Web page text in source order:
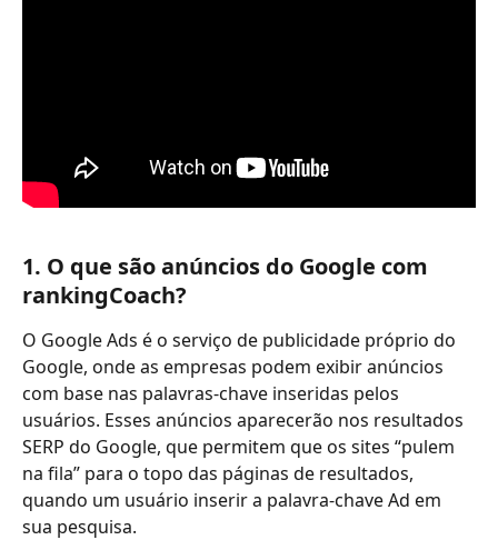
1. O que são anúncios do Google com
rankingCoach?
O Google Ads é o serviço de publicidade próprio do
Google, onde as empresas podem exibir anúncios
com base nas palavras-chave inseridas pelos
usuários. Esses anúncios aparecerão nos resultados
SERP do Google, que permitem que os sites “pulem
na fila” para o topo das páginas de resultados,
quando um usuário inserir a palavra-chave Ad em
sua pesquisa.